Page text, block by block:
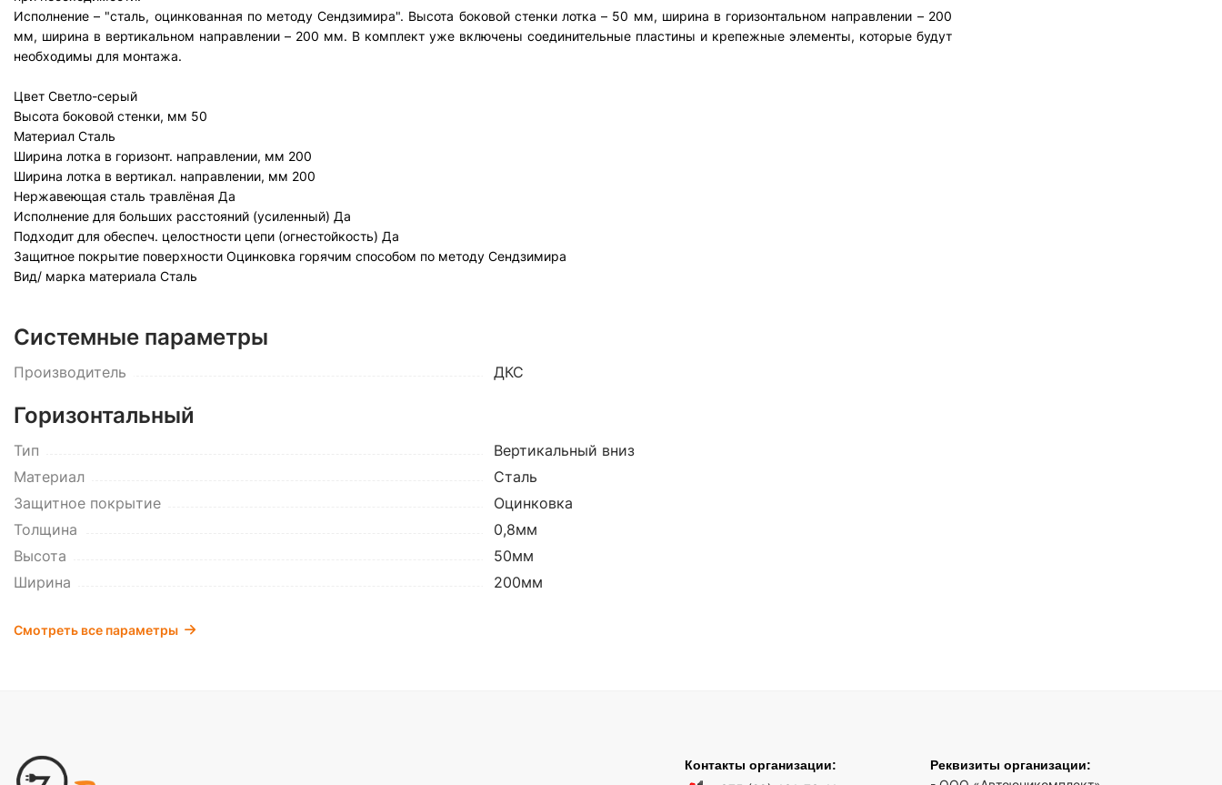
Исполнение – "сталь, оцинкованная по методу Сендзимира". Высота боковой стенки лотка – 50 мм, ширина в горизонтальном направлении – 200
мм, ширина в вертикальном направлении – 200 мм. В комплект уже включены соединительные пластины и крепежные элементы, которые будут
необходимы для монтажа.
Цвет Светло-серый
Высота боковой стенки, мм 50
Материал Сталь
Ширина лотка в горизонт. направлении, мм 200
Ширина лотка в вертикал. направлении, мм 200
Нержавеющая сталь травлёная Да
Исполнение для больших расстояний (усиленный) Да
Подходит для обеспеч. целостности цепи (огнестойкость) Да
Защитное покрытие поверхности Оцинковка горячим способом по методу Сендзимира
Вид/ марка материала Сталь
Системные параметры
Производитель ДКС
Горизонтальный
Тип
Вертикальный вниз
Материал
Сталь
Защитное покрытие
Оцинковка
Толщина
0,8мм
Высота
50мм
Ширина
200мм
Смотреть все параметры
Контакты организации: Реквизиты организации: